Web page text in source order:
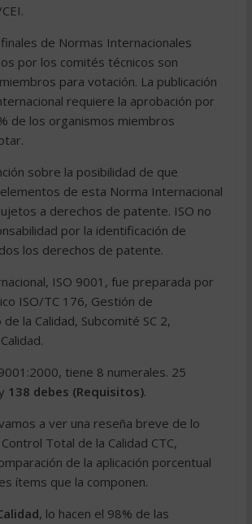
de Normas Internacionales
por los comités técnicos son
para votación. La publicación
requiere la aprobación por
de los organismos miembros
sobre la posibilidad de que
de esta Norma Internacional
a derechos de patente. ISO no
por la identificación de
los derechos de patente.
ISO 9001, fue preparada por
ISO/TC 176, Gestión de
la Calidad, Subcomité SC 2,
tiene 8 numerales. 25
138 debes (Requisitos).
a ver una reseña breve de lo
Total de la Calidad CTC,
de la aplicación porcentual
ítems que la componen.
, lo hacen el 98% de las